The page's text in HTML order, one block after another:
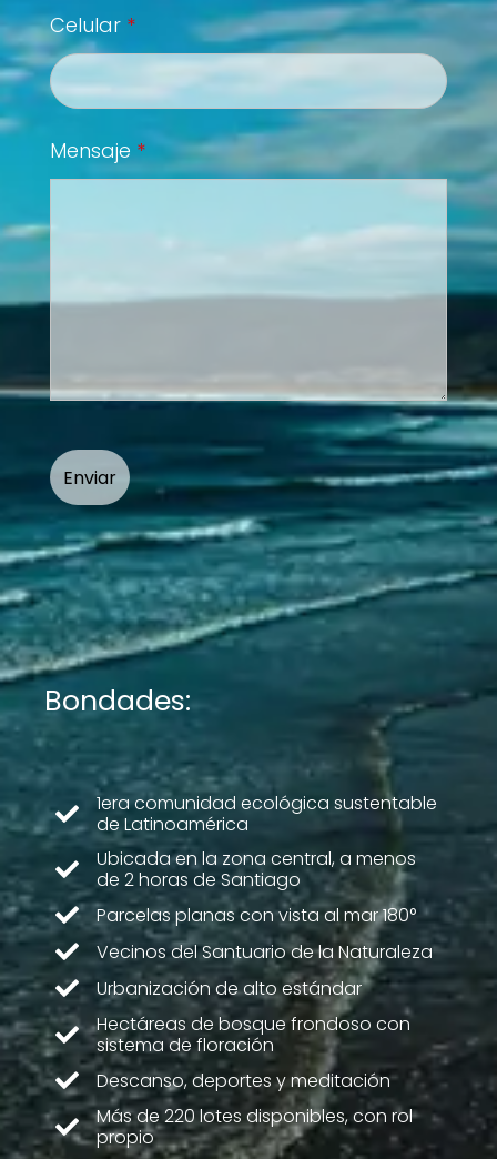
Celular *
Mensaje *
Bondades:
1era comunidad ecológica sustentable
de Latinoamérica
Ubicada en la zona central, a menos
de 2 horas de Santiago
Parcelas planas con vista al mar 180°
Vecinos del Santuario de la Naturaleza
Urbanización de alto estándar
Hectáreas de bosque frondoso con
sistema de floración
Descanso, deportes y meditación
Más de 220 lotes disponibles, con rol
propio